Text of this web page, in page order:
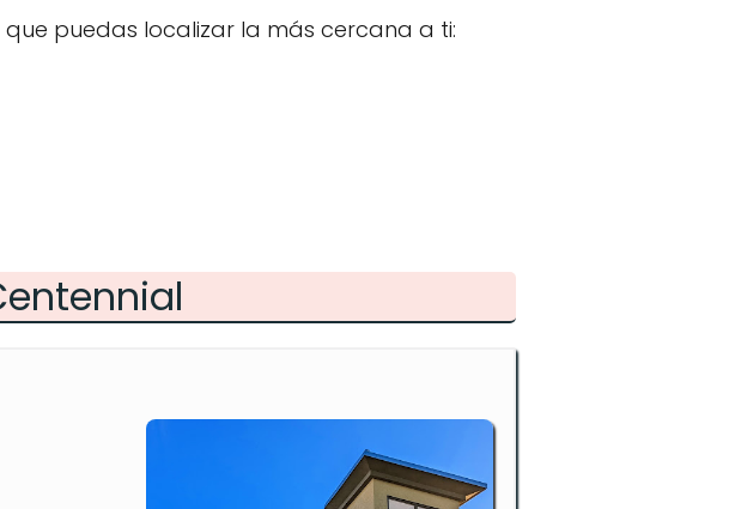
puedas localizar la más cercana a ti: